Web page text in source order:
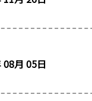
08月 05日